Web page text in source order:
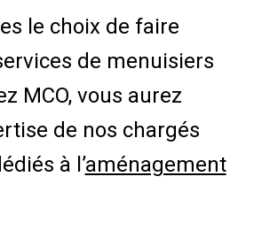
le choix de faire
de menuisiers
MCO, vous aurez
de nos chargés
à l’aménagement